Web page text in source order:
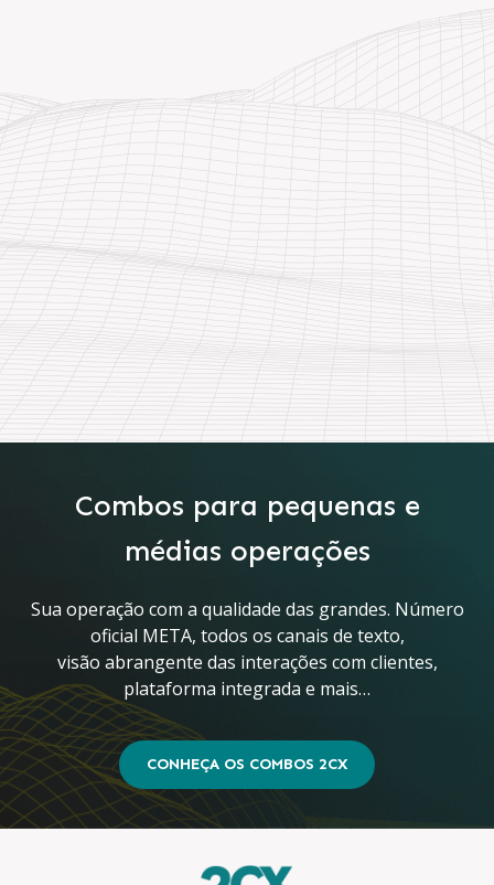
Combos para pequenas e
médias operações
Sua operação com a qualidade das grandes. Número
oficial META, todos os canais de texto,
visão abrangente das interações com clientes,
plataforma integrada e mais…
CONHEÇA OS COMBOS 2CX